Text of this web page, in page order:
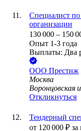
Специалист по
организации
130 000 – 150
Опыт 1-3 года
Выплаты: Два
ООО Престиж
Москва
Воронцовская
Откликнуться
Тендерный
от 120 000 ₽ за